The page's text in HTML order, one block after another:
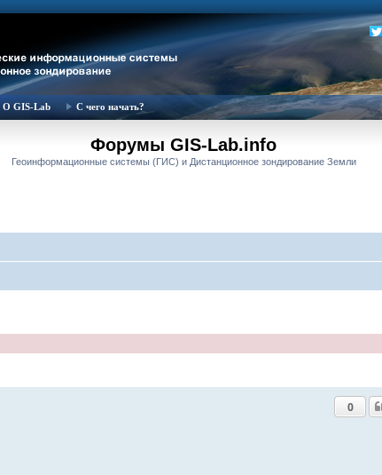
О GIS-Lab С чего начать?
Форумы GIS-Lab.info
Геоинформационные системы (ГИС) и Дистанционное зондирование Земли
0